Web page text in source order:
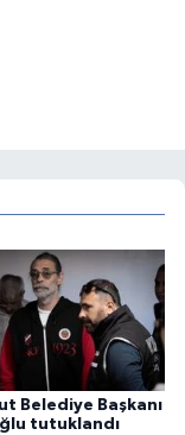
Belediye Başkanı
tutuklandı